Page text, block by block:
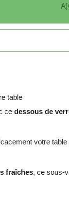
table
ce dessous de
votre
fraîches, ce sous-